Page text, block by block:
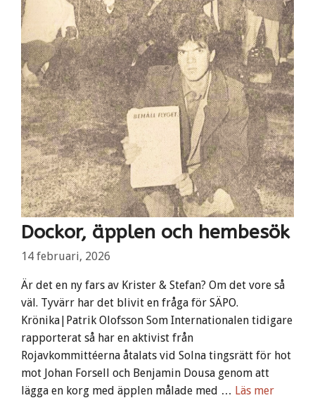
Dockor, äpplen och hembesök
14 februari, 2026
Är det en ny fars av Krister & Stefan? Om det vore så
väl. Tyvärr har det blivit en fråga för SÄPO.
Krönika|Patrik Olofsson Som Internationalen tidigare
rapporterat så har en aktivist från
Rojavkommittéerna åtalats vid Solna tingsrätt för hot
mot Johan Forsell och Benjamin Dousa genom att
lägga en korg med äpplen målade med … Läs mer